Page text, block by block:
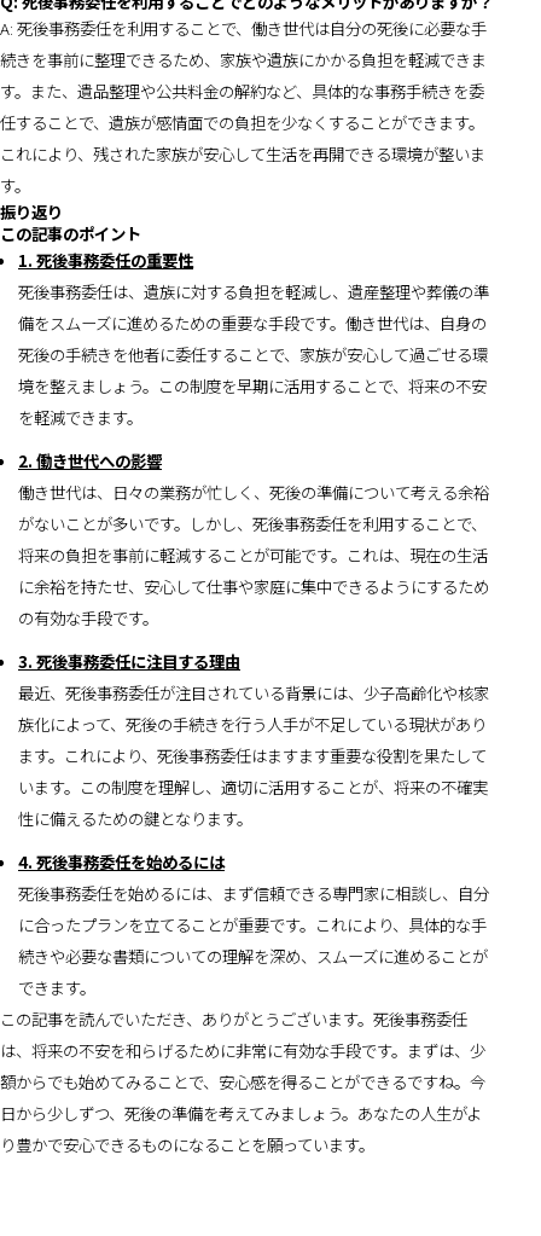
A: 死後事務委任を利用することで、働き世代は自分の死後に必要な手
続きを事前に整理できるため、家族や遺族にかかる負担を軽減できま
す。また、遺品整理や公共料金の解約など、具体的な事務手続きを委
任することで、遺族が感情面での負担を少なくすることができます。
これにより、残された家族が安心して生活を再開できる環境が整いま
す。
振り返り
この記事のポイント
1. 死後事務委任の重要性
死後事務委任は、遺族に対する負担を軽減し、遺産整理や葬儀の準
備をスムーズに進めるための重要な手段です。働き世代は、自身の
死後の手続きを他者に委任することで、家族が安心して過ごせる環
境を整えましょう。この制度を早期に活用することで、将来の不安
を軽減できます。
2. 働き世代への影響
働き世代は、日々の業務が忙しく、死後の準備について考える余裕
がないことが多いです。しかし、死後事務委任を利用することで、
将来の負担を事前に軽減することが可能です。これは、現在の生活
に余裕を持たせ、安心して仕事や家庭に集中できるようにするため
の有効な手段です。
3. 死後事務委任に注目する理由
最近、死後事務委任が注目されている背景には、少子高齢化や核家
族化によって、死後の手続きを行う人手が不足している現状があり
ます。これにより、死後事務委任はますます重要な役割を果たして
います。この制度を理解し、適切に活用することが、将来の不確実
性に備えるための鍵となります。
4. 死後事務委任を始めるには
死後事務委任を始めるには、まず信頼できる専門家に相談し、自分
に合ったプランを立てることが重要です。これにより、具体的な手
続きや必要な書類についての理解を深め、スムーズに進めることが
できます。
この記事を読んでいただき、ありがとうございます。死後事務委任
は、将来の不安を和らげるために非常に有効な手段です。まずは、少
額からでも始めてみることで、安心感を得ることができるですね。今
日から少しずつ、死後の準備を考えてみましょう。あなたの人生がよ
り豊かで安心できるものになることを願っています。